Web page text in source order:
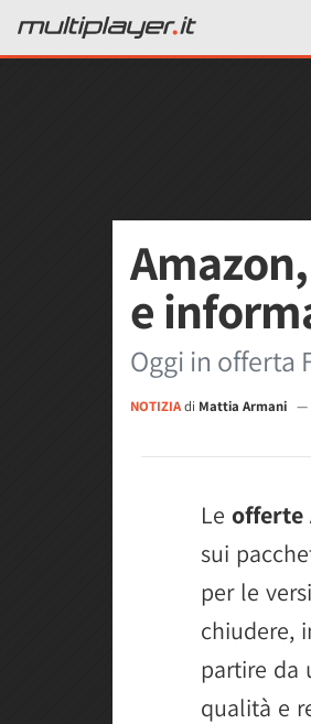
e
Oggi in offerta
NOTIZIAdi Mattia Armani —
Le offerte
sui
per le
chiudere,
partire da
qualità e